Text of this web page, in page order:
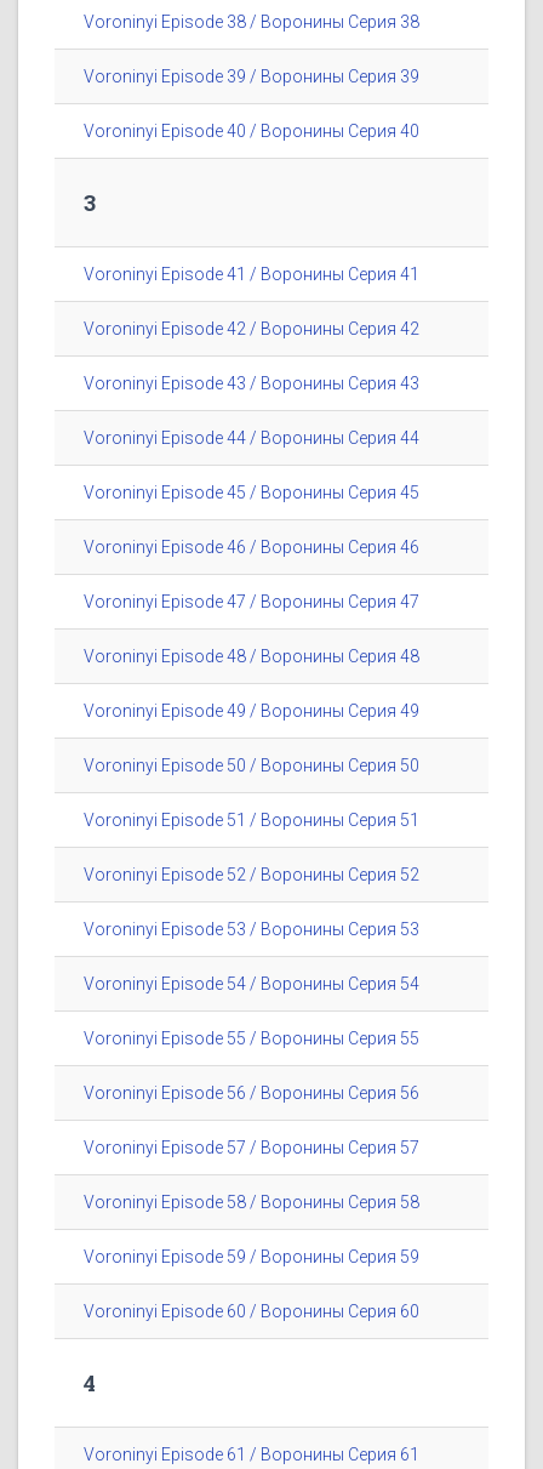
Voroninyi Episode 38 / Воронины Серия 38
Voroninyi Episode 39 / Воронины Серия 39
Voroninyi Episode 40 / Воронины Серия 40
3
Voroninyi Episode 41 / Воронины Серия 41
Voroninyi Episode 42 / Воронины Серия 42
Voroninyi Episode 43 / Воронины Серия 43
Voroninyi Episode 44 / Воронины Серия 44
Voroninyi Episode 45 / Воронины Серия 45
Voroninyi Episode 46 / Воронины Серия 46
Voroninyi Episode 47 / Воронины Серия 47
Voroninyi Episode 48 / Воронины Серия 48
Voroninyi Episode 49 / Воронины Серия 49
Voroninyi Episode 50 / Воронины Серия 50
Voroninyi Episode 51 / Воронины Серия 51
Voroninyi Episode 52 / Воронины Серия 52
Voroninyi Episode 53 / Воронины Серия 53
Voroninyi Episode 54 / Воронины Серия 54
Voroninyi Episode 55 / Воронины Серия 55
Voroninyi Episode 56 / Воронины Серия 56
Voroninyi Episode 57 / Воронины Серия 57
Voroninyi Episode 58 / Воронины Серия 58
Voroninyi Episode 59 / Воронины Серия 59
Voroninyi Episode 60 / Воронины Серия 60
4
Voroninyi Episode 61 / Воронины Серия 61